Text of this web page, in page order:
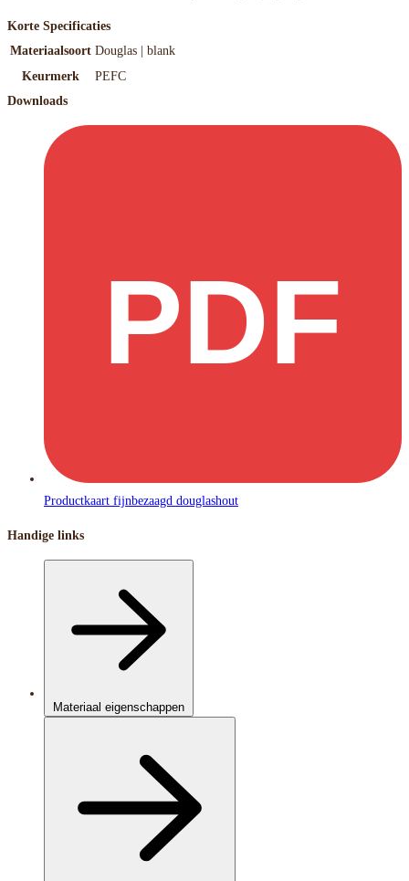
Korte Specificaties
Materiaalsoort Douglas | blank
Keurmerk
PEFC
Downloads
PDF
Productkaart fijnbezaagd douglashout
Handige links
Materiaal eigenschappen